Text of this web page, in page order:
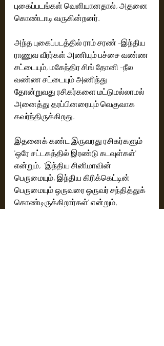
புகைப்படங்கள் வெளியானதால், அதனை
அந்த புகைப்படத்தில் ராம் சரண் -இந்திய
ராணுவ வீரர்கள் அணியும் பச்சை வண்ண
சட்டையும், மகேந்திர சிங் தோனி -நீல
வண்ண சட்டையும் அணிந்து
தோன்றுவது ரசிகர்களை மட்டுமல்லாமல்
அனைத்து தரப்பினரையும் வெகுவாக
கவர்ந்திருக்கிறது.
இதனைக் கண்ட இருவரது ரசிகர்களும்
'ஒரே சட்டகத்தில் இரண்டு கடவுள்கள்'
என்றும்,  'இந்திய சினிமாவின்
பெருமையும், இந்திய கிரிக்கெட்டின்
பெருமையும் ஒருவரை ஒருவர் சந்தித்துக்
கொண்டிருக்கிறார்கள்' என்றும்,